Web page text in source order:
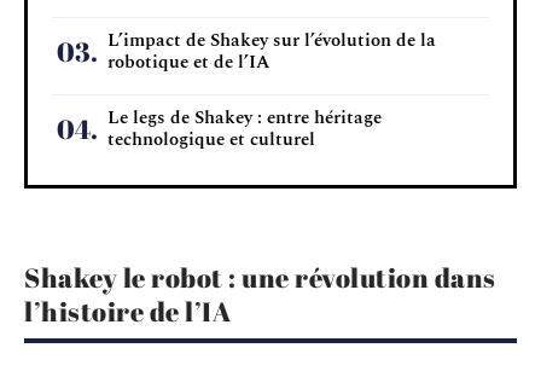
L’impact de Shakey sur l’évolution de la
robotique et de l’IA
Le legs de Shakey : entre héritage
technologique et culturel
Shakey le robot : une révolution dans
l’histoire de l’IA